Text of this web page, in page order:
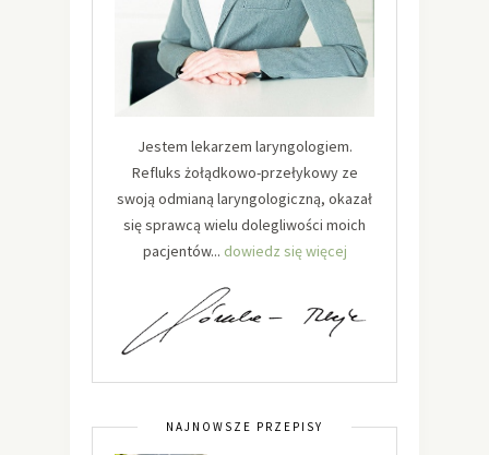
Jestem lekarzem laryngologiem.
Refluks żołądkowo-przełykowy ze
swoją odmianą laryngologiczną, okazał
się sprawcą wielu dolegliwości moich
pacjentów... dowiedz się więcej
NAJNOWSZE PRZEPISY